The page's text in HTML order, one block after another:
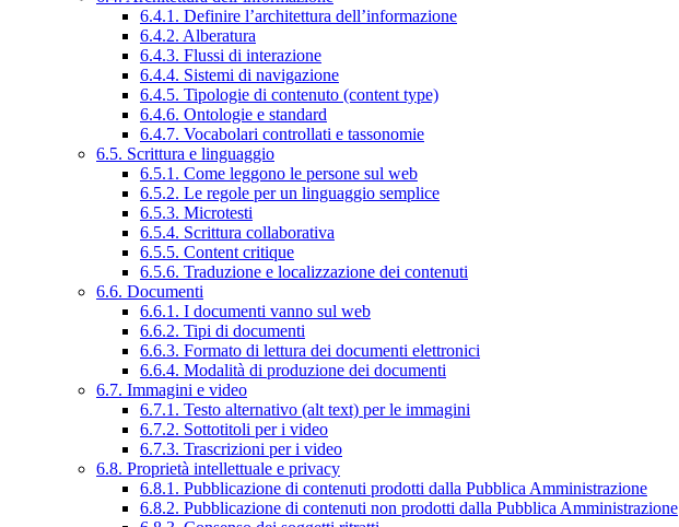
6.4.1. Definire l’architettura dell’informazione
6.4.2. Alberatura
6.4.3. Flussi di interazione
6.4.4. Sistemi di navigazione
6.4.5. Tipologie di contenuto (content type)
6.4.6. Ontologie e standard
6.4.7. Vocabolari controllati e tassonomie
6.5. Scrittura e linguaggio
6.5.1. Come leggono le persone sul web
6.5.2. Le regole per un linguaggio semplice
6.5.3. Microtesti
6.5.4. Scrittura collaborativa
6.5.5. Content critique
6.5.6. Traduzione e localizzazione dei contenuti
6.6. Documenti
6.6.1. I documenti vanno sul web
6.6.2. Tipi di documenti
6.6.3. Formato di lettura dei documenti elettronici
6.6.4. Modalità di produzione dei documenti
6.7. Immagini e video
6.7.1. Testo alternativo (alt text) per le immagini
6.7.2. Sottotitoli per i video
6.7.3. Trascrizioni per i video
6.8. Proprietà intellettuale e privacy
6.8.1. Pubblicazione di contenuti prodotti dalla Pubblica Amministrazione
6.8.2. Pubblicazione di contenuti non prodotti dalla Pubblica Amministrazione